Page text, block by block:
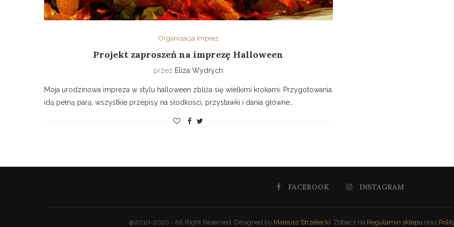
Organizacja Imprez
Projekt zaproszeń na imprezę Halloween
przez Eliza Wydrych
Moja urodzinowa impreza w stylu halloween zbliża się wielkimi krokami. Przygotowania
idą pełną parą, wszystkie przepisy na słodkości, przystawki i dania główne…
FACEBOOK INSTAGRAM
@2010-2020 - All Right Reserved. Designed by Mateusz Strzelecki . Zobacz na Regulamin sklepu oraz